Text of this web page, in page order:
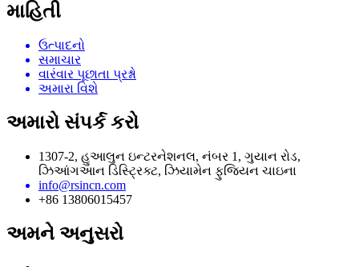
માહિતી
ઉત્પાદનો
સમાચાર
વારંવાર પૂછાતા પ્રશ્નો
અમારા વિશે
અમારો સંપર્ક કરો
1307-2, હુઆલુન ઇન્ટરનેશનલ, નંબર 1, ગુયાન રોડ,
ઝિઆંગઆન ડિસ્ટ્રિક્ટ, ઝિયામેન ફુજિયન ચાઇના
info@rsincn.com
+86 13806015457
અમને અનુસરો